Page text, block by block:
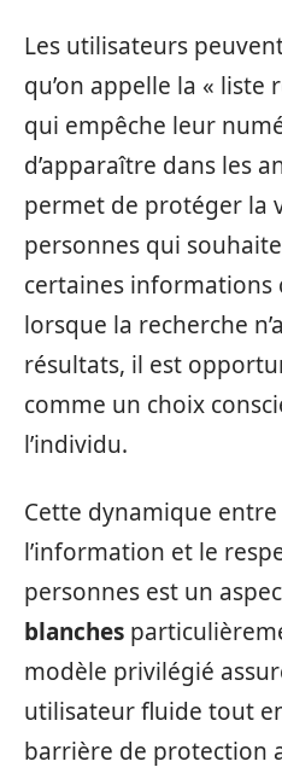
Les utilisateurs
qu’on appelle la «
qui empêche leur
d’apparaître dans les
permet de protéger la
personnes qui
certaines informations
lorsque la recherche
résultats, il est
comme un choix
l’individu.
Cette dynamique entre
l’information et le
personnes est un
blanches
modèle privilégié
utilisateur fluide tout
barrière de protection